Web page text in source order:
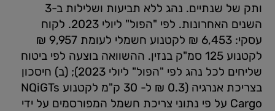
ותק של שנתיים. נהג ללא תביעות ושלילות ב-3
השנים האחרונות. לפי "הפול" ליולי 2023. לקוח
עסקי: 6,453 ₪ לקטנוע חשמלי לעומת 9,957 ₪
לקטנוע 125 סמ"ק בנזין. ההשוואה בוצעה לפי ביטוח
שליחים לכל נהג לפי "הפול" ליולי 2023); (ב) חיסכון
בצריכת אנרגיה (0.3 ₪ ל- 30 ק"מ לקטנוע NQiGTs
Cargo על פי נתוני צריכת חשמל המפורסמים על ידי